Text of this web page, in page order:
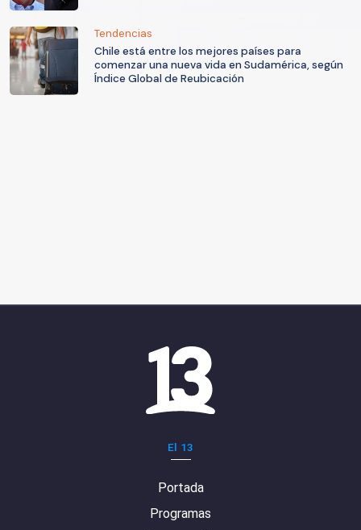
Tendencias
Chile está entre los mejores países para
comenzar una nueva vida en Sudamérica, según
Índice Global de Reubicación
El 13
Portada
Programas